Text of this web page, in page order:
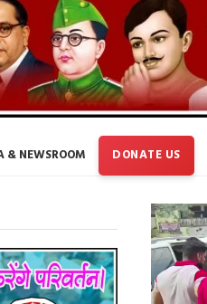
& NEWSROOM DONATE US
Video
Player